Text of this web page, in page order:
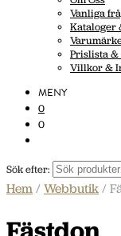
Vanliga
Kataloger
Prislista &
Villkor &
MENY
0
0
Sök efter:
Hem/Webbutik/